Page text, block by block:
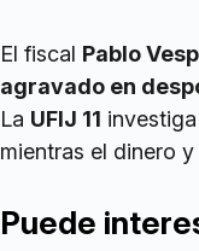
El fiscal Pablo
agravado en
La UFIJ 11
mientras el dinero
Puede